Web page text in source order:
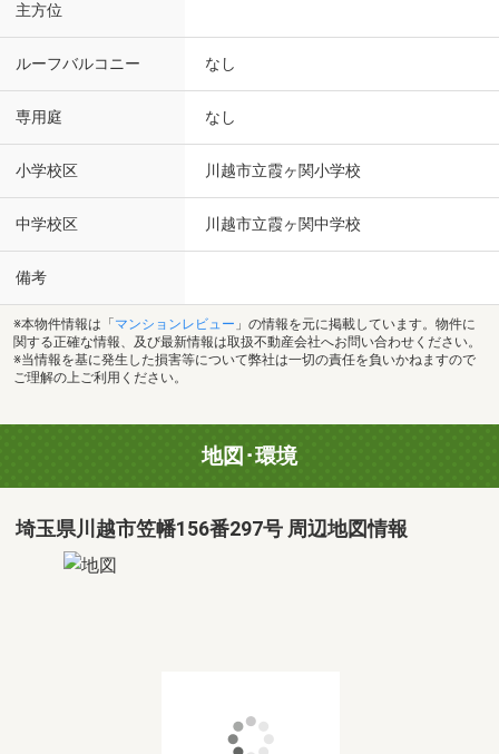
主方位
ルーフバルコニー なし
専用庭 なし
小学校区 川越市立霞ヶ関小学校
中学校区 川越市立霞ヶ関中学校
備考
※本物件情報は「 マンションレビュー 」の情報を元に掲載しています。物件に
関する正確な情報、及び最新情報は取扱不動産会社へお問い合わせください。
※当情報を基に発生した損害等について弊社は一切の責任を負いかねますので
ご理解の上ご利用ください。
地図･環境
埼玉県川越市笠幡156番297号 周辺地図情報